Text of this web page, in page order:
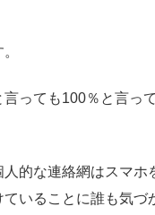
っても100％と言っ
的な連絡網はスマホ
いることに誰も気づ